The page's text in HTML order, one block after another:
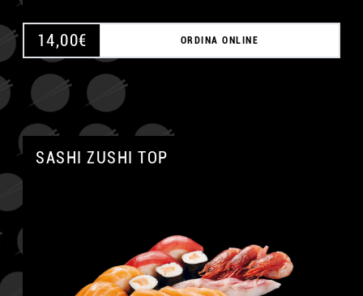
14,00€ ORDINA ONLINE
SASHI ZUSHI TOP